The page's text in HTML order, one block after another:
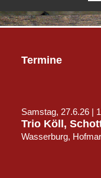
Termine
Samstag, 27.6.26 |
Trio Köll,
Wasserburg,